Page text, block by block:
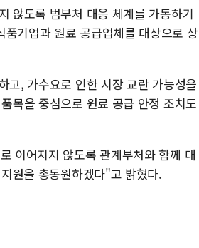
않도록 범부처 대응 체계를 가동하기
기업과 원료 공급업체를 대상으로 상
고, 가수요로 인한 시장 교란 가능성을
목을 중심으로 원료 공급 안정 조치도
이어지지 않도록 관계부처와 함께 대
원을 총동원하겠다"고 밝혔다.